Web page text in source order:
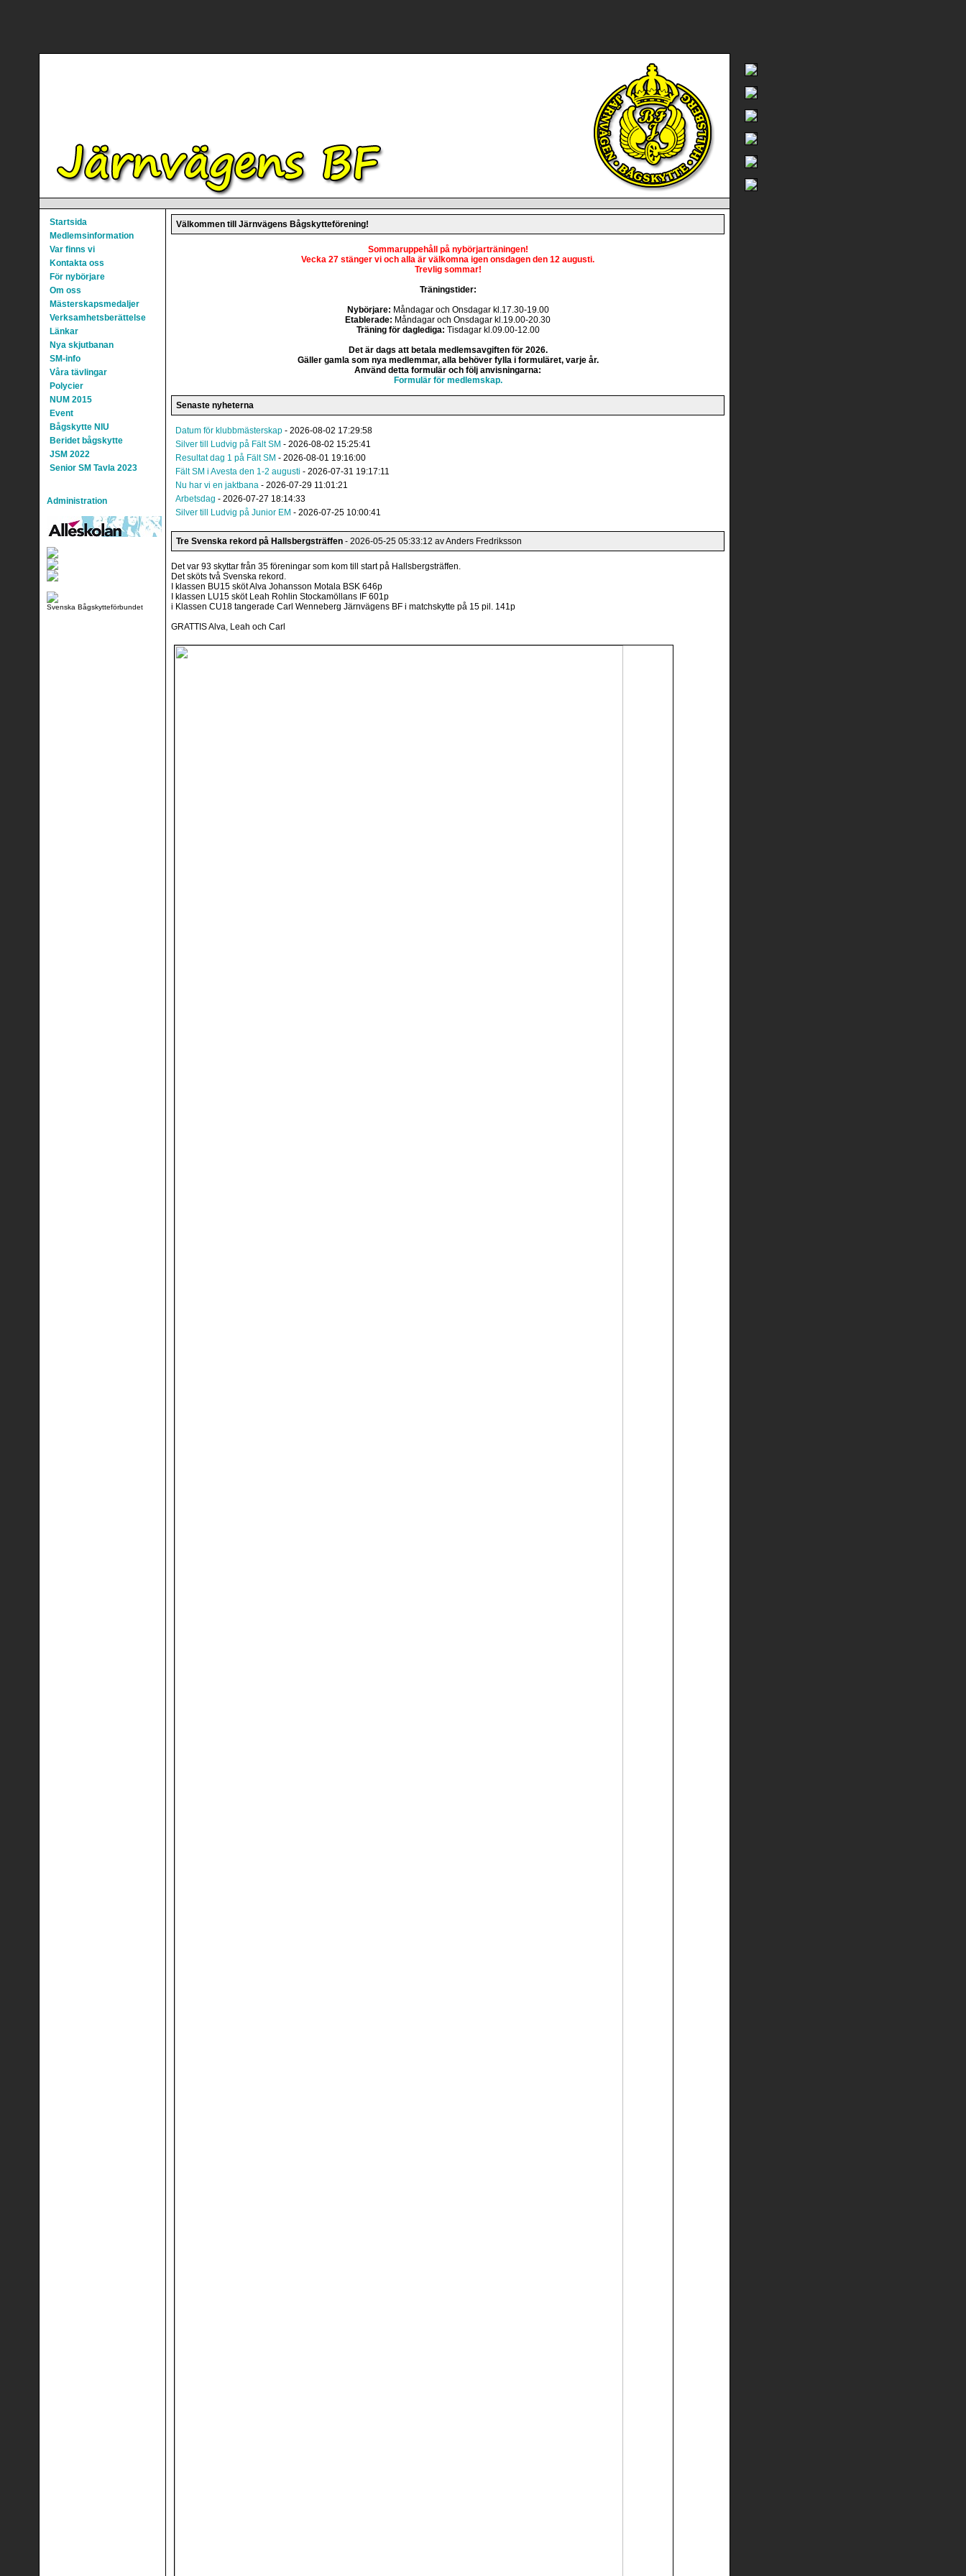
Startsida
Medlemsinformation
Var finns vi
Kontakta oss
För nybörjare
Om oss
Mästerskapsmedaljer
Verksamhetsberättelse
Länkar
Nya skjutbanan
SM-info
Våra tävlingar
Polycier
NUM 2015
Event
Bågskytte NIU
Beridet bågskytte
JSM 2022
Senior SM Tavla 2023
Administration
Svenska Bågskytteförbundet
Välkommen till Järnvägens Bågskytteförening!
Sommaruppehåll på nybörjarträningen!
Vecka 27 stänger vi och alla är välkomna igen onsdagen den 12 augusti.
Trevlig sommar!
Träningstider:
Nybörjare: Måndagar och Onsdagar kl.17.30-19.00
Etablerade: Måndagar och Onsdagar kl.19.00-20.30
Träning för daglediga: Tisdagar kl.09.00-12.00
Det är dags att betala medlemsavgiften för 2026.
Gäller gamla som nya medlemmar, alla behöver fylla i formuläret, varje år.
Använd detta formulär och följ anvisningarna:
Formulär för medlemskap.
Senaste nyheterna
Datum för klubbmästerskap - 2026-08-02 17:29:58
Silver till Ludvig på Fält SM - 2026-08-02 15:25:41
Resultat dag 1 på Fält SM - 2026-08-01 19:16:00
Fält SM i Avesta den 1-2 augusti - 2026-07-31 19:17:11
Nu har vi en jaktbana - 2026-07-29 11:01:21
Arbetsdag - 2026-07-27 18:14:33
Silver till Ludvig på Junior EM - 2026-07-25 10:00:41
Tre Svenska rekord på Hallsbergsträffen - 2026-05-25 05:33:12 av Anders Fredriksson
Det var 93 skyttar från 35 föreningar som kom till start på Hallsbergsträffen.
Det sköts två Svenska rekord.
I klassen BU15 sköt Alva Johansson Motala BSK 646p
I klassen LU15 sköt Leah Rohlin Stockamöllans IF 601p
i Klassen CU18 tangerade Carl Wenneberg Järnvägens BF i matchskytte på 15 pil. 141p
GRATTIS Alva, Leah och Carl